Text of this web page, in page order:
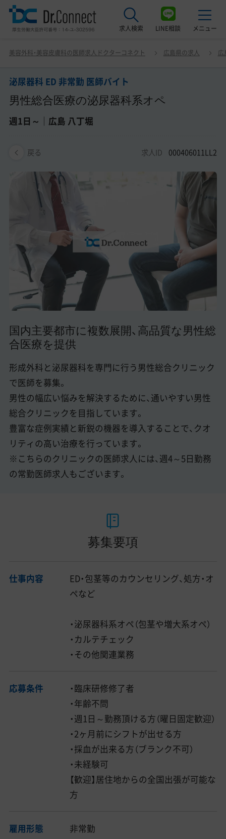
求人検索 LINE相談 メニュー
美容クリニック見学ご希望の方はこちら
サービス紹介
エージェント紹介
常勤求人一覧
非常勤・アルバイト求人一覧
美容医療医師の転職お役立ちコンテンツ
美容クリニック見学・研修情報
美容外科・美容皮膚科の医師転職体験談
美容クリニックインタビュー
美容医療辞典
よくあるご質問
医師採用ご担当者様・その他問い合わせ
美容外科・美容皮膚科の医師求人ドクターコネクト 広島県の求人 広
泌尿器科 ED 非常勤 医師バイト
男性総合医療の泌尿器科系オペ
週1日～｜広島 八丁堀
戻る 求人ID 000406011LL2
国内主要都市に複数展開、高品質な男性総
合医療を提供
形成外科と泌尿器科を専門に行う男性総合クリニック
で医師を募集。
男性の幅広い悩みを解決するために、通いやすい男性
総合クリニックを目指しています。
豊富な症例実績と新鋭の機器を導入することで、クオ
リティの高い治療を行っています。
※こちらのクリニックの医師求人には、週4～5日勤務
の常勤医師求人もございます。
泌尿器科 ED 非常勤 医師バイト 男性総合医療の泌尿器科
系オペ 週1日～｜広島 八丁堀
募集要項
仕事内容
ED・包茎等のカウンセリング、処方・オ
ペなど
・泌尿器科系オペ（包茎や増大系オペ）
・カルテチェック
・その他関連業務
応募条件
・臨床研修修了者
・年齢不問
・週1日～勤務頂ける方（曜日固定歓迎）
・2ヶ月前にシフトが出せる方
・採血が出来る方（ブランク不可）
・未経験可
【歓迎】居住地からの全国出張が可能な
方
雇用形態 非常勤